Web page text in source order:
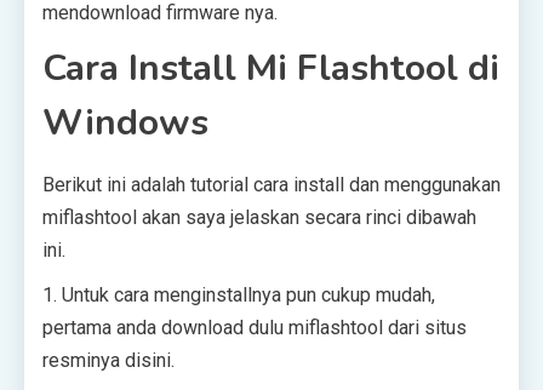
mendownload firmware nya.
Cara Install Mi Flashtool di
Windows
Berikut ini adalah tutorial cara install dan menggunakan
miflashtool akan saya jelaskan secara rinci dibawah
ini.
1. Untuk cara menginstallnya pun cukup mudah,
pertama anda download dulu miflashtool dari situs
resminya disini.